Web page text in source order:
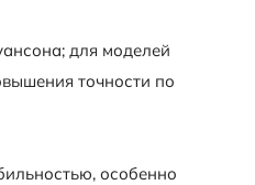
для моделей
точности по
особенно